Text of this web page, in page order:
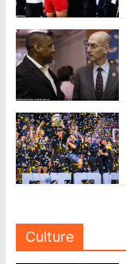
Culture